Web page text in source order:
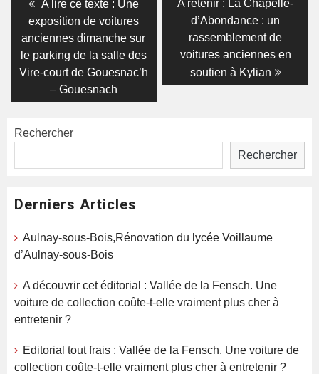
l’article
Previous
post:
A lire ce texte : Une
exposition de voitures
anciennes dimanche sur
le parking de la salle des
Vire-court de Gouesnac’h
– Gouesnach
Next
post:
A retenir : La Chapelle-
d’Abondance : un
rassemblement de
voitures anciennes en
soutien à Kylian
Rechercher
Rechercher
Derniers Articles
Aulnay-sous-Bois,Rénovation du lycée Voillaume
d’Aulnay-sous-Bois
A découvrir cet éditorial : Vallée de la Fensch. Une
voiture de collection coûte-t-elle vraiment plus cher à
entretenir ?
Editorial tout frais : Vallée de la Fensch. Une voiture de
collection coûte-t-elle vraiment plus cher à entretenir ?